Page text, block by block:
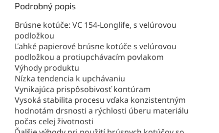
Podrobný popis
Brúsne kotúče: VC 154-Longlife, s velúrovou
podložkou
Ľahké papierové brúsne kotúče s velúrovou
podložkou a protiupchávacím povlakom
Výhody produktu
Nízka tendencia k upchávaniu
Vynikajúca prispôsobivosť kontúram
Vysoká stabilita procesu vďaka konzistentným
hodnotám drsnosti a rýchlosti úberu materiálu
počas celej životnosti